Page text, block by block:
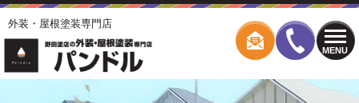
MENU
外装・屋根塗装専門店